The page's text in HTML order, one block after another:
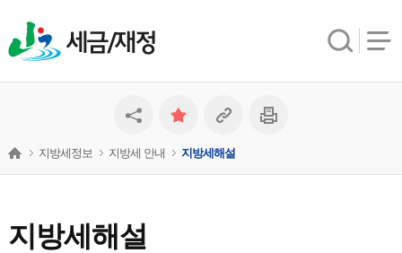
세금/재정
지방세해설
지방세정보 지방세 안내 지방세해설